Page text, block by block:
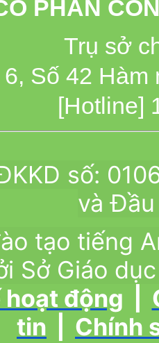
PHẦN
Trụ sở
6, Số 42
[Hotline]
số:
và
tạo tiếng
Sở Giáo
hoạt động
tin
Chính